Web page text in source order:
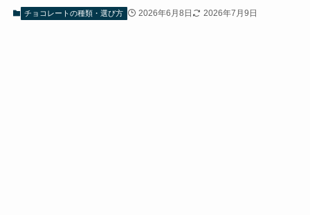
チョコレートの種類・選び方 2026年6月8日 2026年7月9日